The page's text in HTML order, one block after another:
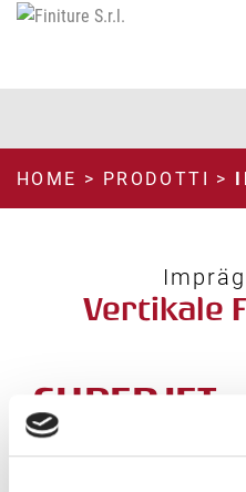
HOME > PRODOTTI >
Vertikale
SUPERJET